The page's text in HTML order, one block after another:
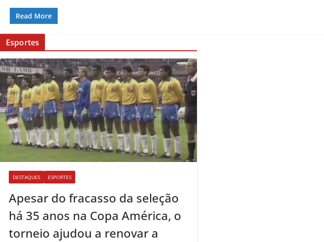
Read More
Esportes
DESTAQUES ESPORTES
Apesar do fracasso da seleção
há 35 anos na Copa América, o
torneio ajudou a renovar a